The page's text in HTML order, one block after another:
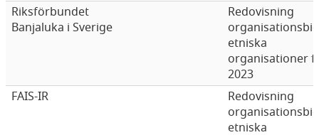
Riksförbundet
Banjaluka i Sverige
Redovisning
etniska
organisationer
2023
FAIS-IR
Redovisning
etniska